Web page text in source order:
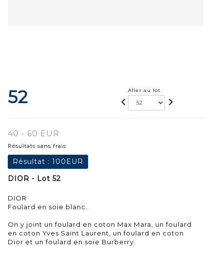
52 Aller au lot
40 - 60 EUR
Résultats sans frais
Résultat : 100EUR
DIOR - Lot 52
DIOR
Foulard en soie blanc.
On y joint un foulard en coton Max Mara, un foulard
en coton Yves Saint Laurent, un foulard en coton
Dior et un foulard en soie Burberry.